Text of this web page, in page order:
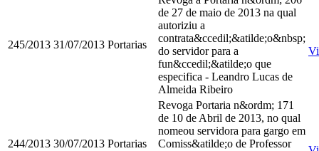
245/2013 31/07/2013 Portarias
de 27 de maio de 2013 na qual
autoriziu a
contrata&ccedil;&atilde;o&nbsp;
do servidor para a
fun&ccedil;&atilde;o que
especifica - Leandro Lucas de
Almeida Ribeiro
244/2013 30/07/2013 Portarias
Revoga Portaria n&ordm; 171
de 10 de Abril de 2013, no qual
nomeou servidora para gargo em
Comiss&atilde;o de Professor